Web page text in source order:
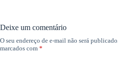
Deixe um comentário
O seu endereço de e-mail não será publicado.
marcados com *